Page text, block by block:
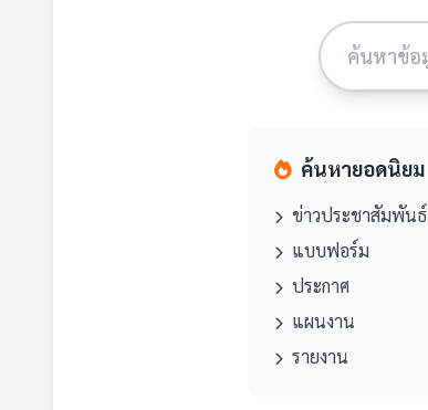
ค้นหายอดนิยม
ข่าวประชาสัมพันธ์
แบบฟอร์ม
ประกาศ
แผนงาน
รายงาน